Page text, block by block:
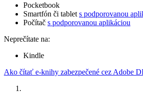
Pocketbook
Smartfón či tablet s podporovanou
Počítač s podporovanou aplikáciou
Neprečítate na:
Kindle
Ako čítať e-knihy zabezpečené cez Adobe